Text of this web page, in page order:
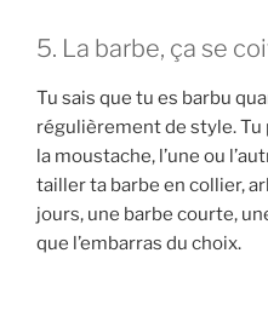
5. La barbe, ça se
Tu sais que tu es barbu
régulièrement de style.
la moustache, l’une ou
tailler ta barbe en collier,
jours, une barbe courte,
que l’embarras du choix.